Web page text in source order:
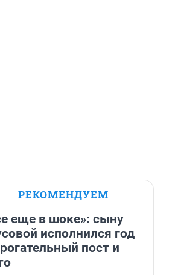
РЕКОМЕНДУЕМ
еще в шоке»: сыну
исполнился год
пост и